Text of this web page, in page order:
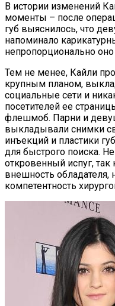
В истории изменений
моменты – после
губ выяснилось, что
напоминало
непропорционально
Тем не менее, Кайли
крупным планом,
социальные сети и
посетителей ее
флешмоб. Парни и
выкладывали снимки
инъекций и пластики
для быстрого поиска.
откровенный испуг, так
внешность обладателя,
компетентность